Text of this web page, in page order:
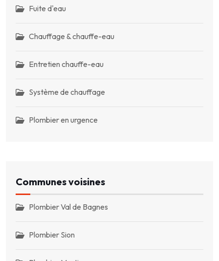
Fuite d'eau
Chauffage & chauffe-eau
Entretien chauffe-eau
Système de chauffage
Plombier en urgence
Communes voisines
Plombier Val de Bagnes
Plombier Sion